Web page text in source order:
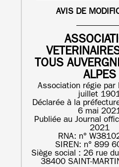
AVIS DE
TOUS
ALPES
Association régie par
juillet
Déclarée à la
6 mai
Publiée au Journal
2021
RNA: n°
SIREN: n° 899
Siège social : 26 rue
38400 SAINT-